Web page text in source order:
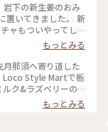
下の新生姜のおみ
置いてきました。 新
ャもついやってし
もっとみる
那須へ寄り道した
Loco Style Martで栃
ク&ラズベリーの
） 軽ふわ触覚で美
売，とちおとめ使
もっとみる